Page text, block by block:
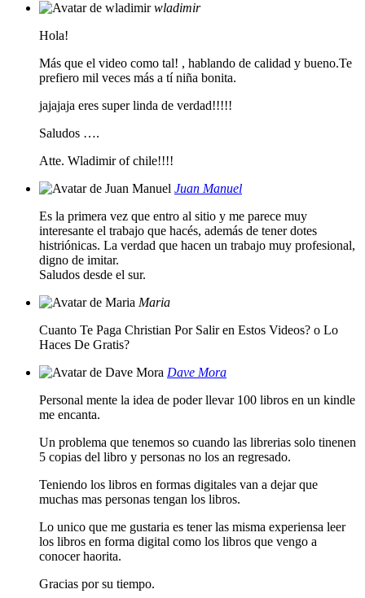
wladimir
Hola!
Más que el video como tal! , hablando de calidad y bueno.Te
prefiero mil veces más a tí niña bonita.
jajajaja eres super linda de verdad!!!!!
Saludos ….
Atte. Wladimir of chile!!!!
Juan Manuel
Es la primera vez que entro al sitio y me parece muy
interesante el trabajo que hacés, además de tener dotes
histriónicas. La verdad que hacen un trabajo muy profesional,
digno de imitar.
Saludos desde el sur.
Maria
Cuanto Te Paga Christian Por Salir en Estos Videos? o Lo
Haces De Gratis?
Dave Mora
Personal mente la idea de poder llevar 100 libros en un kindle
me encanta.
Un problema que tenemos so cuando las librerias solo tinenen
5 copias del libro y personas no los an regresado.
Teniendo los libros en formas digitales van a dejar que
muchas mas personas tengan los libros.
Lo unico que me gustaria es tener las misma experiensa leer
los libros en forma digital como los libros que vengo a
conocer haorita.
Gracias por su tiempo.